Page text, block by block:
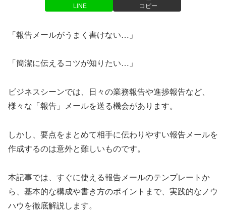
LINE コピー
「報告メールがうまく書けない…」
「簡潔に伝えるコツが知りたい…」
ビジネスシーンでは、日々の業務報告や進捗報告など、
様々な「報告」メールを送る機会があります。
しかし、要点をまとめて相手に伝わりやすい報告メールを
作成するのは意外と難しいものです。
本記事では、すぐに使える報告メールのテンプレートか
ら、基本的な構成や書き方のポイントまで、実践的なノウ
ハウを徹底解説します。